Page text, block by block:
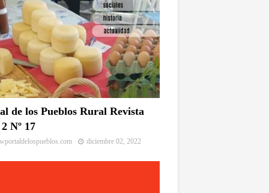
de los Pueblos Rural Revista
Nº 17
diciembre 02, 2022